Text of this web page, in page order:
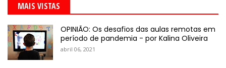
MAIS VISTAS
OPINIÃO: Os desafios das aulas remotas em
período de pandemia - por Kalina Oliveira
abril 06, 2021